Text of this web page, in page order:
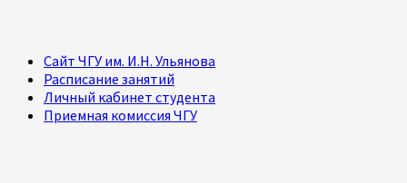
Сайт ЧГУ им. И.Н. Ульянова
Расписание занятий
Личный кабинет студента
Приемная комиссия ЧГУ